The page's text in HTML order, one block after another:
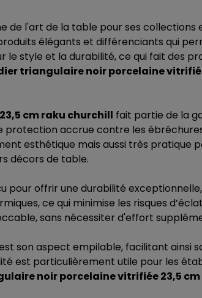
de l'art de la table pour ses
élégants et différenciants qui
le style et la durabilité, ce qui fait des
triangulaire noir porcelaine
cm raku churchill fait partie de la
accrue contre les
esthétique mais aussi très
décors de table.
pour offrir une durabilité
ce qui minimise les risques
sans nécessiter d'effort
son aspect empilable, facilitant
est particulièrement utile pour les
noir porcelaine vitrifiée 23,5